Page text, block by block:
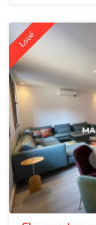
Loué